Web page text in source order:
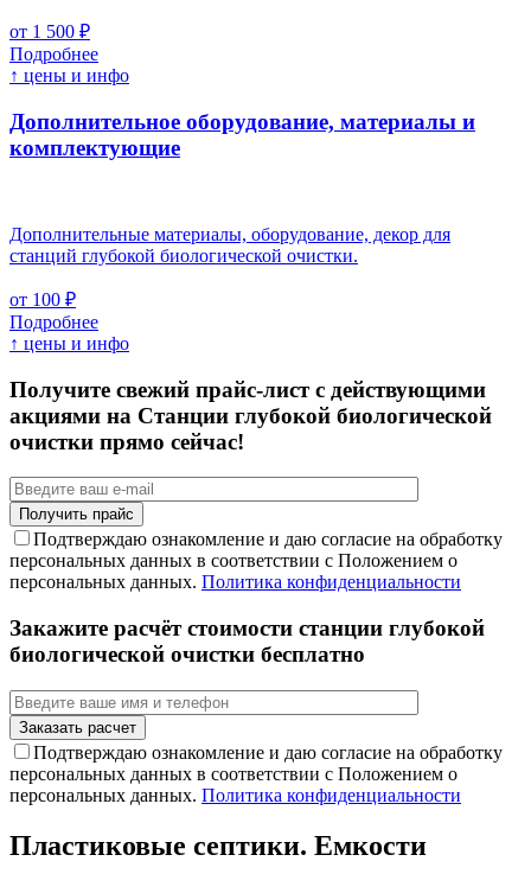
от 1 500 ₽
Подробнее
↑ цены и инфо
Дополнительное оборудование, материалы и
комплектующие
Дополнительные материалы, оборудование, декор для
станций глубокой биологической очистки.
от 100 ₽
Подробнее
↑ цены и инфо
Получите свежий прайс-лист с действующими
акциями на Станции глубокой биологической
очистки прямо сейчас!
Подтверждаю ознакомление и даю согласие на обработку
персональных данных в соответствии с Положением о
персональных данных. Политика конфиденциальности
Закажите расчёт стоимости станции глубокой
биологической очистки бесплатно
Подтверждаю ознакомление и даю согласие на обработку
персональных данных в соответствии с Положением о
персональных данных. Политика конфиденциальности
Пластиковые септики. Емкости